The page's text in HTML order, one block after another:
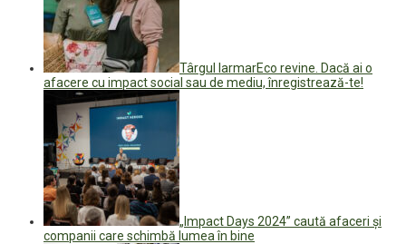
Târgul IarmarEco revine. Dacă ai o
afacere cu impact social sau de mediu, înregistrează-te!
„Impact Days 2024” caută afaceri și
companii care schimbă lumea în bine